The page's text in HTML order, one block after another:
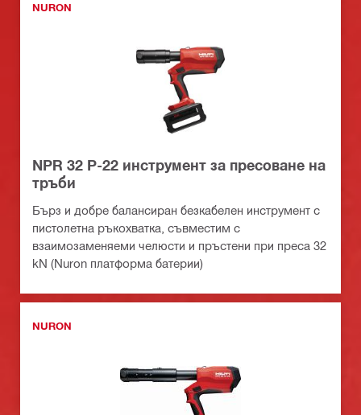
NURON
NPR 32 P-22 инструмент за пресоване на
тръби
Бърз и добре балансиран безкабелен инструмент с
пистолетна ръкохватка, съвместим с
взаимозаменяеми челюсти и пръстени при преса 32
kN (Nuron платформа батерии)
NURON